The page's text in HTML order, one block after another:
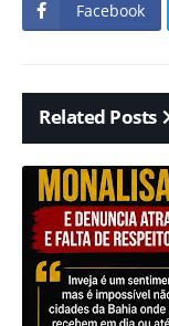
Facebook
Related Posts